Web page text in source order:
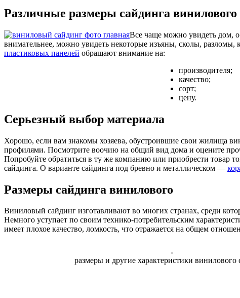
Различные размеры сайдинга
Все чаще можно увидеть дом,
внимательнее, можно увидеть некоторые изъяны, сколы, разломы,
пластиковых панелей обращают внимание на:
производителя;
качество;
сорт;
цену.
Серьезный выбор материала
Хорошо, если вам знакомы хозяева, обустроившие свои жилища
профилями. Посмотрите воочию на общий вид дома и оцените
Попробуйте обратиться в ту же компанию или приобрести товар
сайдинга. О варианте сайдинга под бревно и металлическом —
Размеры сайдинга винилового
Виниловый сайдинг изготавливают во многих странах, среди
Немного уступает по своим технико-потребительским
имеет плохое качество, ломкость, что отражается на общем
размеры и другие характеристики винилового